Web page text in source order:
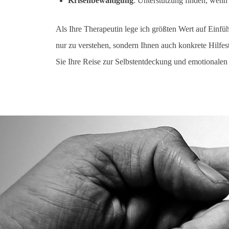
Als Ihre Therapeutin lege ich größten Wert auf
nur zu verstehen, sondern Ihnen auch konkrete
Sie Ihre Reise zur Selbstentdeckung und